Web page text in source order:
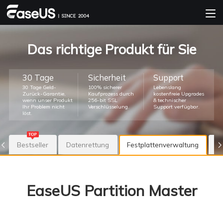
Das richtige Produkt für Sie
30 Tage
30 Tage Geld-
Zurück-Garantie,
wenn unser Produkt
Ihr Problem nicht
löst.
Sicherheit
100% sicherer
Kaufprozess durch
256-bit SSL
Verschlüsselung.
Support
Lebenslang
kostenfreie Upgrades
& technischer
Support verfügbar.
Bestseller Datenrettung Festplattenverwaltung
EaseUS Partition Master